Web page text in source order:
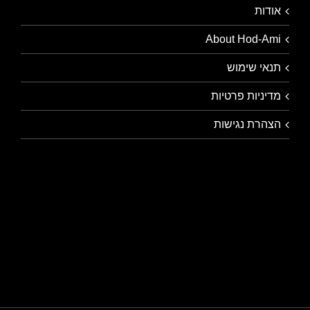
אודות
About Hod-Ami
תנאי שימוש
מדיניות פרטיות
הצהרת נגישות